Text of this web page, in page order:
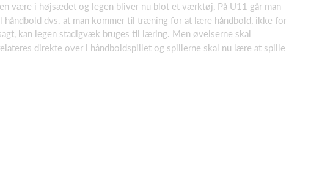
være i højsædet og legen bliver nu blot et værktøj, På U11 går man
håndbold dvs. at man kommer til træning for at lære håndbold, ikke for
kan legen stadigvæk bruges til læring. Men øvelserne skal
direkte over i håndboldspillet og spillerne skal nu lære at spille